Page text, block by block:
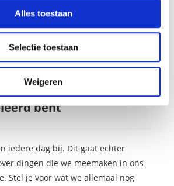
Alles toestaan
Selectie toestaan
Weigeren
je gewoon nooit
bent
iedere dag bij. Dit gaat echter
dingen die we meemaken in ons
Stel je voor wat we allemaal nog